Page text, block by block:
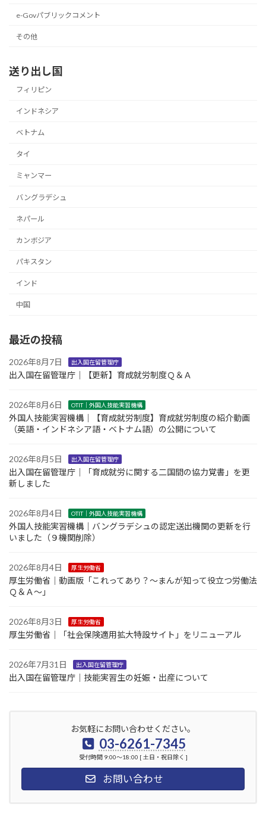
e-Govパブリックコメント
その他
送り出し国
フィリピン
インドネシア
ベトナム
タイ
ミャンマー
バングラデシュ
ネパール
カンボジア
パキスタン
インド
中国
最近の投稿
2026年8月7日 出入国在留管理庁
出入国在留管理庁｜【更新】育成就労制度Ｑ＆Ａ
2026年8月6日 OTIT｜外国人技能実習機構
外国人技能実習機構｜【育成就労制度】育成就労制度の紹介動画
（英語・インドネシア語・ベトナム語）の公開について
2026年8月5日 出入国在留管理庁
出入国在留管理庁｜「育成就労に関する二国間の協力覚書」を更
新しました
2026年8月4日 OTIT｜外国人技能実習機構
外国人技能実習機構｜バングラデシュの認定送出機関の更新を行
いました（９機関削除）
2026年8月4日 厚生労働省
厚生労働省｜動画版「これってあり？～まんが知って役立つ労働法
Ｑ＆Ａ～」
2026年8月3日 厚生労働省
厚生労働省｜「社会保険適用拡大特設サイト」をリニューアル
2026年7月31日 出入国在留管理庁
出入国在留管理庁｜技能実習生の妊娠・出産について
お気軽にお問い合わせください。
03-6261-7345
受付時間 9:00～18:00 [ 土日・祝日除く ]
お問い合わせ